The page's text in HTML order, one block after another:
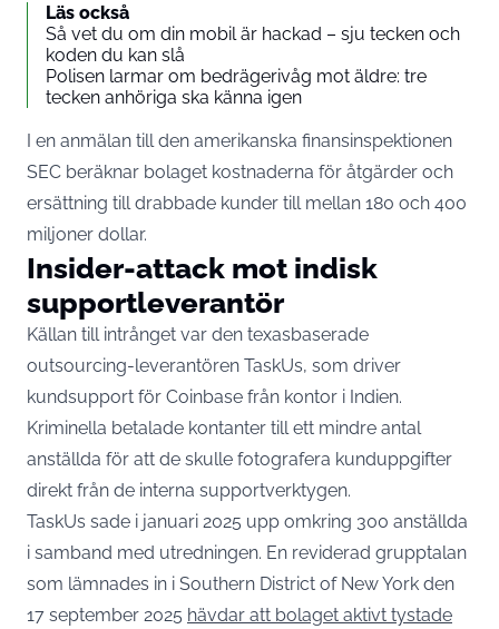
Läs också
Så vet du om din mobil är hackad – sju tecken och
koden du kan slå
Polisen larmar om bedrägerivåg mot äldre: tre
tecken anhöriga ska känna igen
I en anmälan till den amerikanska finansinspektionen
SEC beräknar bolaget kostnaderna för åtgärder och
ersättning till drabbade kunder till mellan 180 och 400
miljoner dollar.
Insider-attack mot indisk
supportleverantör
Källan till intrånget var den texasbaserade
outsourcing-leverantören TaskUs, som driver
kundsupport för Coinbase från kontor i Indien.
Kriminella betalade kontanter till ett mindre antal
anställda för att de skulle fotografera kunduppgifter
direkt från de interna supportverktygen.
TaskUs sade i januari 2025 upp omkring 300 anställda
i samband med utredningen. En reviderad grupptalan
som lämnades in i Southern District of New York den
17 september 2025 hävdar att bolaget aktivt tystade